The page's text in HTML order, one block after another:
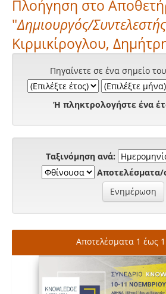
Πλοήγηση στο
"Δημιουργός/Συντελεστής
Κιρμικίρογλου,
Πηγαίνετε σε ένα σημείο
Ή πληκτρολογήστε ένα
Ταξινόμηση ανά:
Αποτελέσματα/
Αποτελέσματα 1 έως